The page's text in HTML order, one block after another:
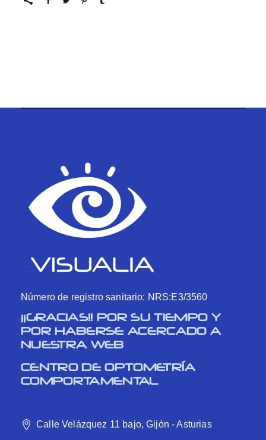
Número de registro sanitario: NRS:E3/3560
¡¡GRACIAS!! POR SU TIEMPO Y
POR HABERSE ACERCADO A
NUESTRA WEB
CENTRO DE OPTOMETRÍA
COMPORTAMENTAL
Calle Velázquez 11 bajo, Gijón - Asturias